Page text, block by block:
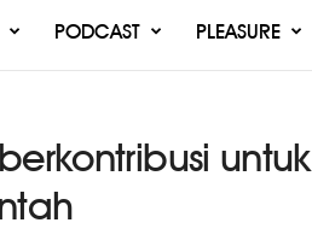
PODCAST PLEASURE
untuk